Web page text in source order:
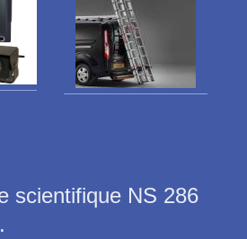
scientifique NS 286